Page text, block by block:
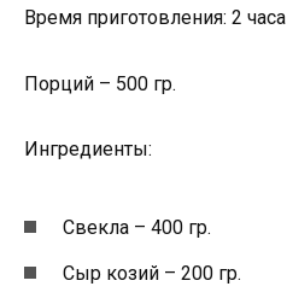
Время приготовления: 2 часа
Порций – 500 гр.
Ингредиенты:
Свекла – 400 гр.
Сыр козий – 200 гр.